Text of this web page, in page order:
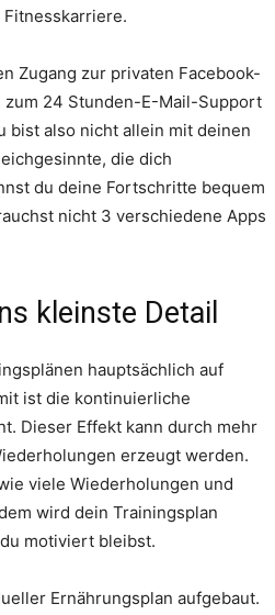
Zugang zur privaten Facebook-
24 Stunden-E-Mail-Support
bist also nicht allein mit deinen
die dich
du deine Fortschritte bequem
nicht 3 verschiedene Apps
kleinste Detail
hauptsächlich auf
ist die kontinuierliche
Dieser Effekt kann durch mehr
erzeugt werden.
viele Wiederholungen und
wird dein Trainingsplan
motiviert bleibst.
Ernährungsplan aufgebaut.